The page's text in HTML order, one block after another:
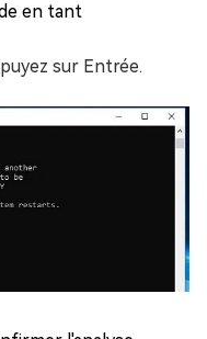
en tant
sur Entrée.